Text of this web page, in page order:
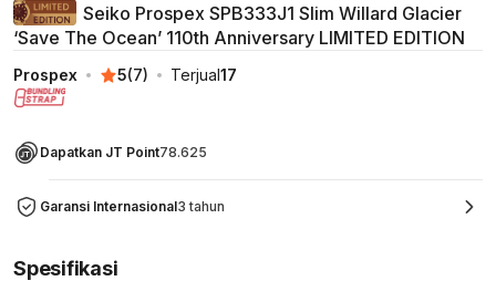
Seiko Prospex SPB333J1 Slim Willard Glacier
‘Save The Ocean’ 110th Anniversary LIMITED EDITION
Prospex 5(7) Terjual17
Dapatkan JT Point78.625
Garansi Internasional3 tahun
Spesifikasi